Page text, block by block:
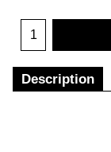
Description